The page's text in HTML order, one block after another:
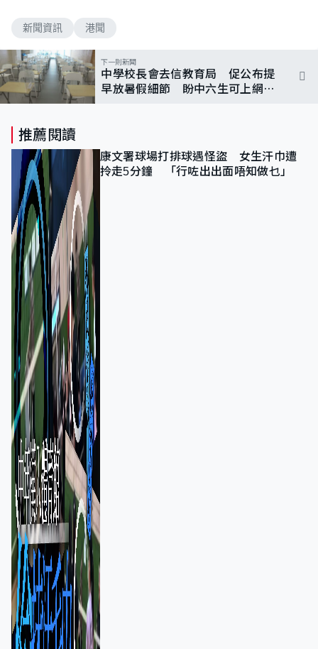
新聞資訊 港聞
下一則新聞
中學校長會去信教育局 促公布提
早放暑假細節 盼中六生可上網課
推薦閱讀
康文署球場打排球遇怪盜 女生汗巾遭
拎走5分鐘 「行咗出出面唔知做乜」